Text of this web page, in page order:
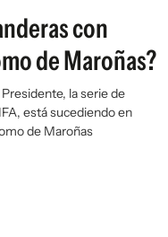
con
de Maroñas?
la serie de
está sucediendo en
de Maroñas